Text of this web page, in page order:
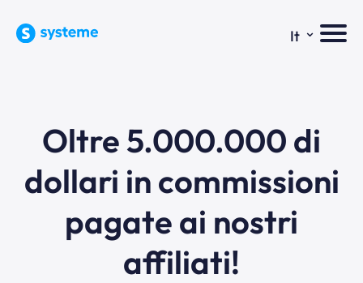
It ⌄
Oltre 5.000.000 di
dollari in commissioni
pagate ai nostri
affiliati!